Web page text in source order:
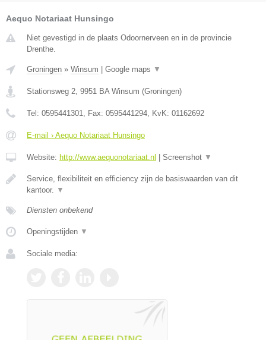
Aequo Notariaat Hunsingo
Niet gevestigd in de plaats Odoornerveen en in de provincie
Drenthe.
Groningen » Winsum Google maps ▼
Stationsweg 2, 9951 BA Winsum (Groningen)
Tel: 0595441301, Fax: 0595441294, KvK: 01162692
E-mail › Aequo Notariaat Hunsingo
Website: http://www.aequonotariaat.nl Screenshot ▼
Service, flexibiliteit en efficiency zijn de basiswaarden van dit
kantoor. ▼
Diensten onbekend
Openingstijden ▼
Sociale media: